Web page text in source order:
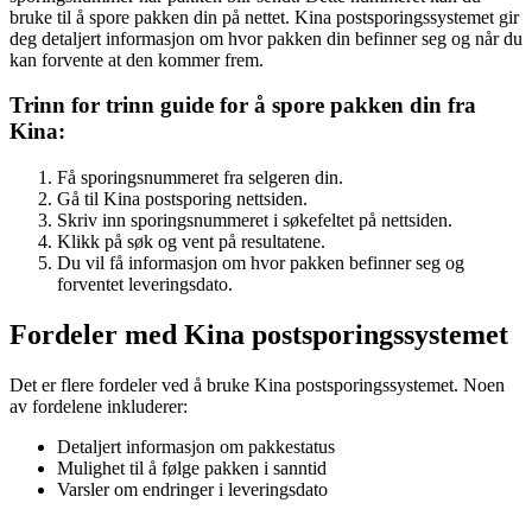
bruke til å spore pakken din på nettet. Kina postsporingssystemet gir
deg detaljert informasjon om hvor pakken din befinner seg og når du
kan forvente at den kommer frem.
Trinn for trinn guide for å spore pakken din fra
Kina:
Få sporingsnummeret fra selgeren din.
Gå til Kina postsporing nettsiden.
Skriv inn sporingsnummeret i søkefeltet på nettsiden.
Klikk på søk og vent på resultatene.
Du vil få informasjon om hvor pakken befinner seg og
forventet leveringsdato.
Fordeler med Kina postsporingssystemet
Det er flere fordeler ved å bruke Kina postsporingssystemet. Noen
av fordelene inkluderer:
Detaljert informasjon om pakkestatus
Mulighet til å følge pakken i sanntid
Varsler om endringer i leveringsdato